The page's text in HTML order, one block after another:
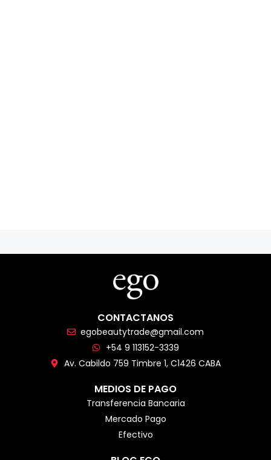
CONTACTANOS
egobeautytrade@gmail.com
+54 9 113152-3339
Av. Cabildo 759 Timbre 1, C1426 CABA
MEDIOS DE PAGO
Transferencia Bancaria
Mercado Pago
Efectivo